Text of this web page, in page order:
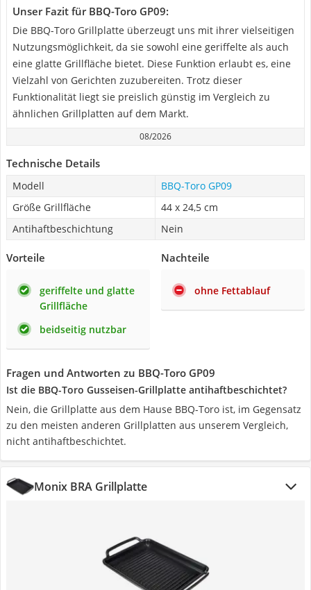
Unser Fazit für BBQ-Toro GP09:
Die BBQ-Toro Grillplatte überzeugt uns mit ihrer vielseitigen
Nutzungsmöglichkeit, da sie sowohl eine geriffelte als auch
eine glatte Grillfläche bietet. Diese Funktion erlaubt es, eine
Vielzahl von Gerichten zuzubereiten. Trotz dieser
Funktionalität liegt sie preislich günstig im Vergleich zu
ähnlichen Grillplatten auf dem Markt.
08/2026
Technische Details
Modell
BBQ-Toro GP09
Größe Grillfläche
44 x 24,5 cm
Antihaftbeschichtung
Nein
Vorteile
geriffelte und glatte
Grillfläche
beidseitig nutzbar
Nachteile
ohne Fettablauf
Fragen und Antworten zu BBQ-Toro GP09
Ist die BBQ-Toro Gusseisen-Grillplatte antihaftbeschichtet?
Nein, die Grillplatte aus dem Hause BBQ-Toro ist, im Gegensatz
zu den meisten anderen Grillplatten aus unserem Vergleich,
nicht antihaftbeschichtet.
Monix BRA Grillplatte